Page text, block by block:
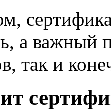
а важный
так и